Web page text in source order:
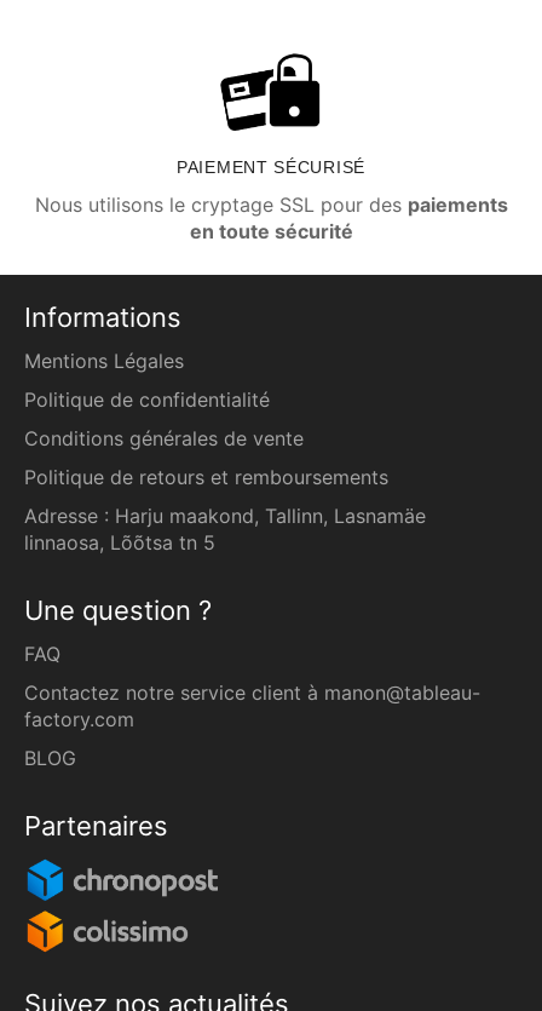
PAIEMENT SÉCURISÉ
Nous utilisons le cryptage SSL pour des paiements
en toute sécurité
Informations
Mentions Légales
Politique de confidentialité
Conditions générales de vente
Politique de retours et remboursements
Adresse : Harju maakond, Tallinn, Lasnamäe
linnaosa, Lõõtsa tn 5
Une question ?
FAQ
Contactez notre service client à manon@tableau-
factory.com
BLOG
Partenaires
Suivez nos actualités